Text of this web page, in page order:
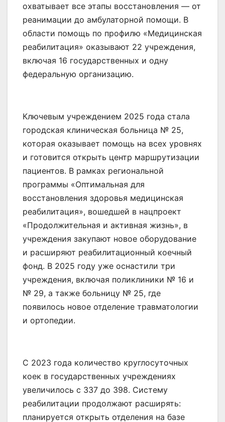
охватывает все этапы восстановления — от
реанимации до амбулаторной помощи. В
области помощь по профилю «Медицинская
реабилитация» оказывают 22 учреждения,
включая 16 государственных и одну
федеральную организацию.
Ключевым учреждением 2025 года стала
городская клиническая больница № 25,
которая оказывает помощь на всех уровнях
и готовится открыть центр маршрутизации
пациентов. В рамках региональной
программы «Оптимальная для
восстановления здоровья медицинская
реабилитация», вошедшей в нацпроект
«Продолжительная и активная жизнь», в
учреждения закупают новое оборудование
и расширяют реабилитационный коечный
фонд. В 2025 году уже оснастили три
учреждения, включая поликлиники № 16 и
№ 29, а также больницу № 25, где
появилось новое отделение травматологии
и ортопедии.
С 2023 года количество круглосуточных
коек в государственных учреждениях
увеличилось с 337 до 398. Систему
реабилитации продолжают расширять:
планируется открыть отделения на базе